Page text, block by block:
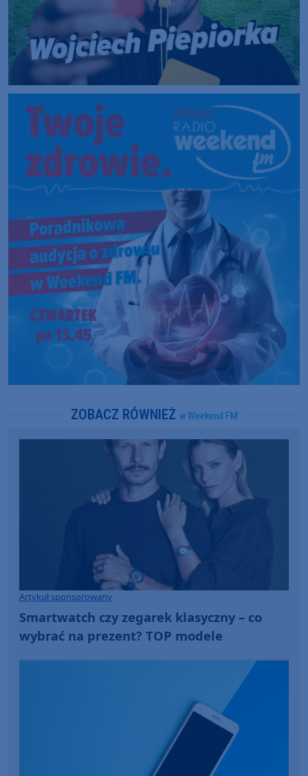
ZOBACZ RÓWNIEŻ w Weekend FM
Artykuł sponsorowany
Smartwatch czy zegarek klasyczny – co
wybrać na prezent? TOP modele